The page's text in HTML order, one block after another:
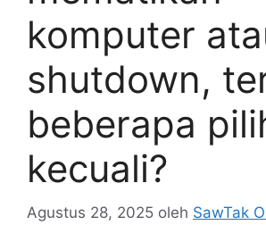
komputer
shutdown,
beberapa
kecuali?
Agustus 28, 2025 oleh SawTak